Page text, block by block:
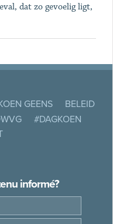
dat zo gevoelig ligt,
GEENS
BELEID
#DAGKOEN
informé?